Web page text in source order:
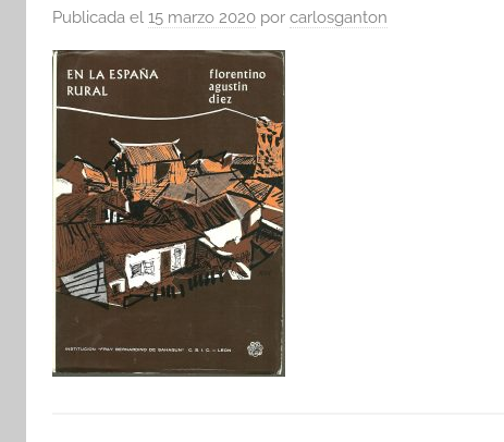
Publicada el 15 marzo 2020 por carlosganton